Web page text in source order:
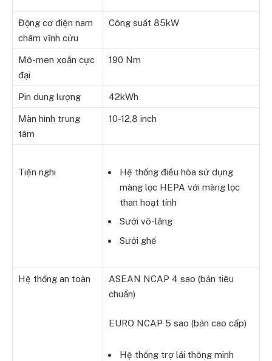
Động cơ điện nam
châm vĩnh cửu
Công suất 85kW
Mô-men xoắn cực
đại
190 Nm
Pin dung lượng 42kWh
Màn hình trung
tâm
10-12,8 inch
Tiện nghi
Hệ thống điều hòa sử dụng
màng lọc HEPA với màng lọc
than hoạt tính
Sưởi vô-lăng
Sưởi ghế
Hệ thống an toàn
ASEAN NCAP 4 sao (bản tiêu
chuẩn)
EURO NCAP 5 sao (bản cao cấp)
Hệ thống trợ lái thông minh